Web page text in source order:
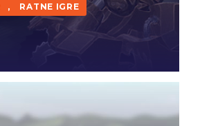
, RATNE IGRE